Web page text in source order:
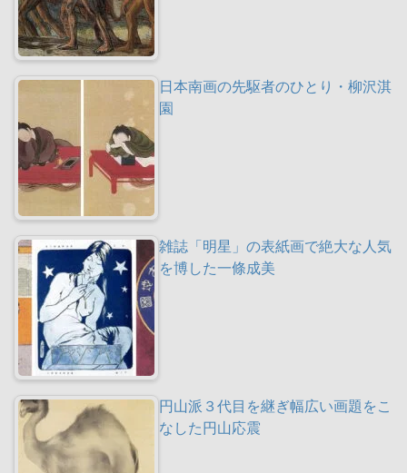
日本南画の先駆者のひとり・柳沢淇
園
雑誌「明星」の表紙画で絶大な人気
を博した一條成美
円山派３代目を継ぎ幅広い画題をこ
なした円山応震